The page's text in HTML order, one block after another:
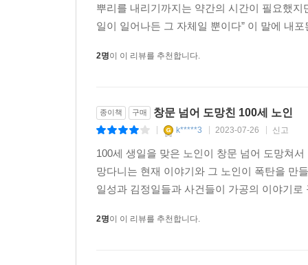
역사까지 완전히 달라졌을지 모르는 일이다.
뿌리를 내리기까지는 약간의 시간이 필요했
일이 일어나든 그 자체일 뿐이다” 이 말에 내
2명이 이 리뷰를 추천합니다.
종이책 구매 창문 넘어 도망친 100세 노인
k*****3 2023-07-26 신고
100세 생일을 맞은 노인이 창문 넘어 도망쳐
망다니는 현재 이야기와 그 노인이 폭탄을 만
일성과 김정일들과 사건들이 가공의 이야기
2명이 이 리뷰를 추천합니다.